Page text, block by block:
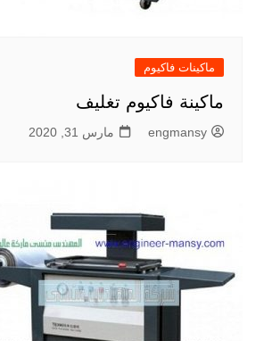
ماكينات فاكيوم
ماكينة فاكيوم تغليف
engmansy مارس 31, 2020